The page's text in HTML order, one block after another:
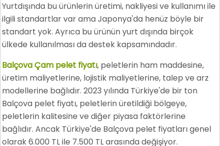
Yurtdışında bu ürünlerin üretimi, nakliyesi ve kullanımı ile
ilgili standartlar var ama Japonya'da henüz böyle bir
standart yok. Ayrıca bu ürünün yurt dışında birçok
ülkede kullanılması da destek kapsamındadır.
Balçova Çam pelet fiyatı, peletlerin ham maddesine,
üretim maliyetlerine, lojistik maliyetlerine, talep ve arz
modellerine bağlıdır. 2023 yılında Türkiye'de bir ton
Balçova pelet fiyatı, peletlerin üretildiği bölgeye,
peletlerin kalitesine ve diğer piyasa faktörlerine
bağlıdır. Ancak Türkiye'de Balçova pelet fiyatları genel
olarak 6.000 TL ile 7.500 TL arasında değişiyor.